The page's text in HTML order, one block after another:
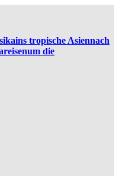
ins tropische Asiennach
um die